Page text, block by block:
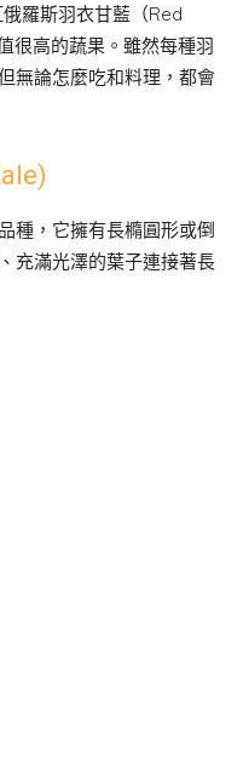
羅斯羽衣甘藍（Red
很高的蔬果。雖然每種羽
無論怎麼吃和料理，都會
種，它擁有長橢圓形或倒
充滿光澤的葉子連接著長